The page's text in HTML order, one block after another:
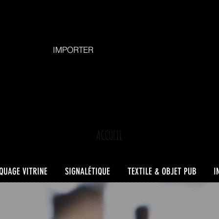
IMPORTER
ACCUEIL
VITRINE SIGNALÉTIQUE TEXTILE & OBJET PUB